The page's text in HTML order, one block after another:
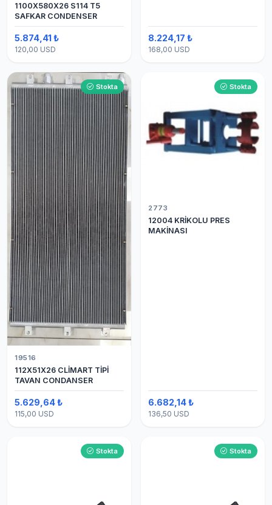
1100X580X26 S114 T5
SAFKAR CONDENSER
5.874,41 ₺
120,00 USD
8.224,17 ₺
168,00 USD
Stokta
19516
112X51X26 CLİMART TİPİ
TAVAN CONDANSER
5.629,64 ₺
115,00 USD
Stokta
2773
12004 KRİKOLU PRES
MAKİNASI
6.682,14 ₺
136,50 USD
Stokta Stokta